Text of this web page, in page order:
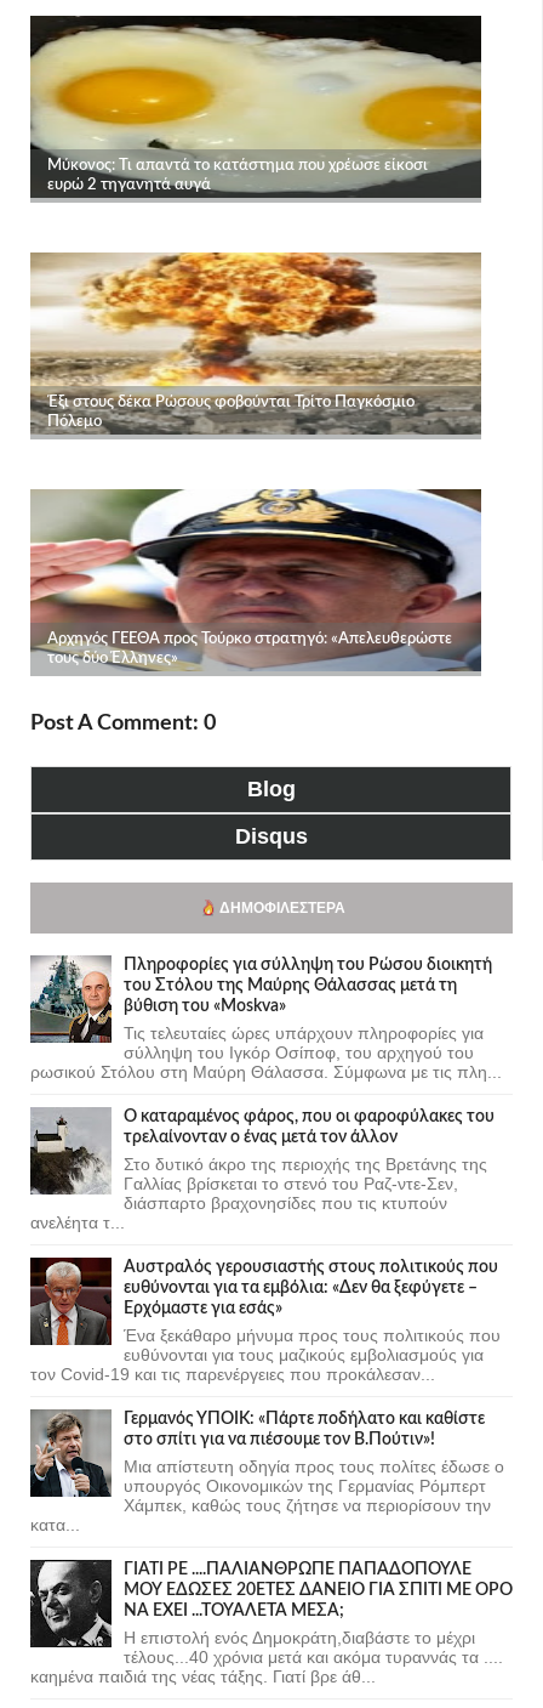
Post A Comment: 0
Blog
Disqus
ΔΗΜΟΦΙΛΈΣΤΕΡΑ
Πληροφορίες για σύλληψη του Ρώσου διοικητή
του Στόλου της Mαύρης Θάλασσας μετά τη
βύθιση του «Moskva»
Τις τελευταίες ώρες υπάρχουν πληροφορίες για
σύλληψη του Ιγκόρ Οσίποφ, του αρχηγού του
ρωσικού Στόλου στη Μαύρη Θάλασσα. Σύμφωνα με τις πλη...
Ο καταραμένος φάρος, που οι φαροφύλακες του
τρελαίνονταν ο ένας μετά τον άλλον
Στο δυτικό άκρο της περιοχής της Βρετάνης της
Γαλλίας βρίσκεται το στενό του Ραζ-ντε-Σεν,
διάσπαρτο βραχονησίδες που τις κτυπούν
ανελέητα τ...
Αυστραλός γερουσιαστής στους πολιτικούς που
ευθύνονται για τα εμβόλια: «Δεν θα ξεφύγετε –
Ερχόμαστε για εσάς»
Ένα ξεκάθαρο μήνυμα προς τους πολιτικούς που
ευθύνονται για τους μαζικούς εμβολιασμούς για
τον Covid-19 και τις παρενέργειες που προκάλεσαν...
Γερμανός ΥΠΟΙΚ: «Πάρτε ποδήλατο και καθίστε
στο σπίτι για να πιέσουμε τον Β.Πούτιν»!
Μια απίστευτη οδηγία προς τους πολίτες έδωσε ο
υπουργός Οικονομικών της Γερμανίας Ρόμπερτ
Χάμπεκ, καθώς τους ζήτησε να περιορίσουν την
κατα...
ΓΙΑΤΙ ΡΕ ....ΠΑΛΙΑΝΘΡΩΠΕ ΠΑΠΑΔΟΠΟΥΛΕ
ΜΟΥ ΕΔΩΣΕΣ 20ΕΤΕΣ ΔΑΝΕΙΟ ΓΙΑ ΣΠΙΤΙ ΜΕ ΟΡΟ
ΝΑ ΕΧΕΙ ...ΤΟΥΑΛΕΤΑ ΜΕΣΑ;
Η επιστολή ενός Δημοκράτη,διαβάστε το μέχρι
τέλους...40 χρόνια μετά και ακόμα τυραννάς τα ....
καημένα παιδιά της νέας τάξης. Γιατί βρε άθ...